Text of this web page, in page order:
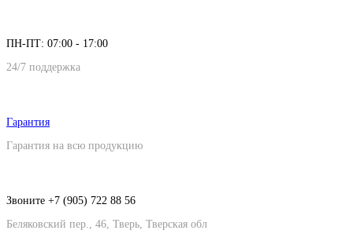
ПН-ПТ: 07:00 - 17:00
24/7 поддержка
Гарантия
Гарантия на всю продукцию
Звоните +7 (905) 722 88 56
Беляковский пер., 46, Тверь, Тверская обл